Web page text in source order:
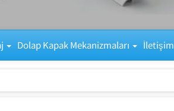
Dolap Kapak Mekanizmaları İletişim